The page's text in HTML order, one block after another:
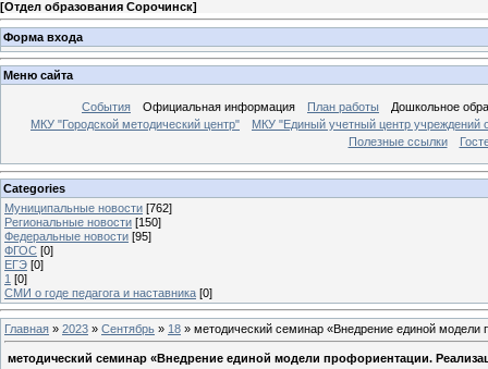
[Отдел образования Сорочинск]
Форма входа
Меню сайта
События Официальная информация План работы
Дошкольное
МКУ "Городской методический центр"
МКУ "Единый учетный центр учреждений
Полезные ссылки
Categories
Муниципальные новости [762]
Региональные новости [150]
Федеральные новости [95]
ФГОС [0]
ЕГЭ [0]
1 [0]
СМИ о годе педагога и наставника [0]
Главная » 2023 » Сентябрь » 18 » методический семинар «Внедрение единой
методический семинар «Внедрение единой модели профориентации.